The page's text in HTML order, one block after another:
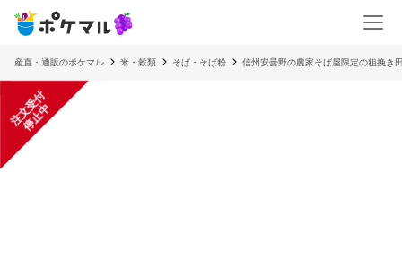
産直・通販のポケマル 米・穀類 そば・そば粉 信州安曇野の農家そば屋限定の粗挽き
注
文
受
付
停
止
中